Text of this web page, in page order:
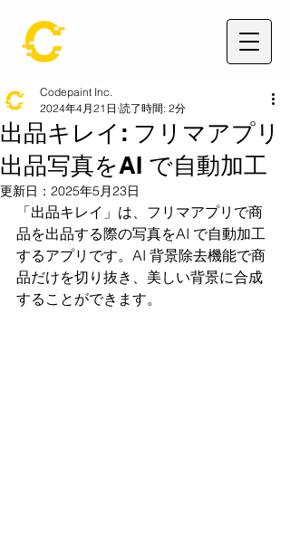
出品キレイ: フリマアプリ
出品写真をAI で自動加工
Codepaint Inc.
2024年4月21日 読了時間: 2分
更新日： 2025年5月23日
「出品キレイ」は、フリマアプリで商
品を出品する際の写真をAI で自動加工
するアプリです。AI 背景除去機能で商
品だけを切り抜き、美しい背景に合成
することができます。